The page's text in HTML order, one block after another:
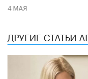
4 МАЯ
ДРУГИЕ СТАТЬИ